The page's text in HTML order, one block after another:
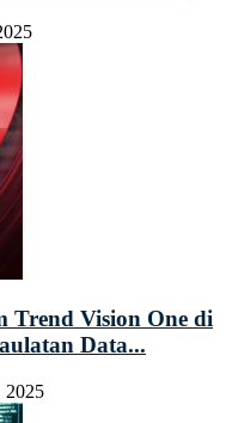
Trend Vision One di
Data...
2025